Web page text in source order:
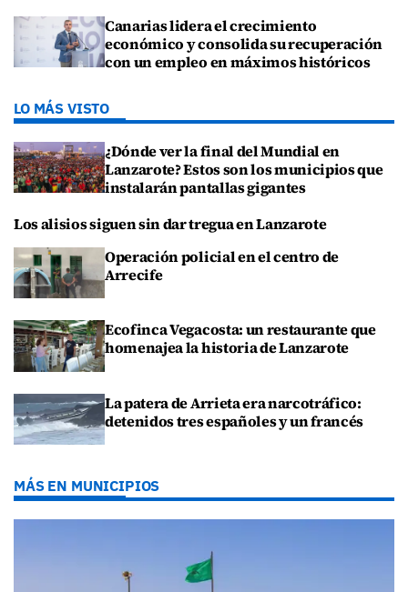
Canarias lidera el crecimiento
económico y consolida su recuperación
con un empleo en máximos históricos
LO MÁS VISTO
¿Dónde ver la final del Mundial en
Lanzarote? Estos son los municipios que
instalarán pantallas gigantes
Los alisios siguen sin dar tregua en Lanzarote
Operación policial en el centro de
Arrecife
Ecofinca Vegacosta: un restaurante que
homenajea la historia de Lanzarote
La patera de Arrieta era narcotráfico:
detenidos tres españoles y un francés
MÁS EN MUNICIPIOS